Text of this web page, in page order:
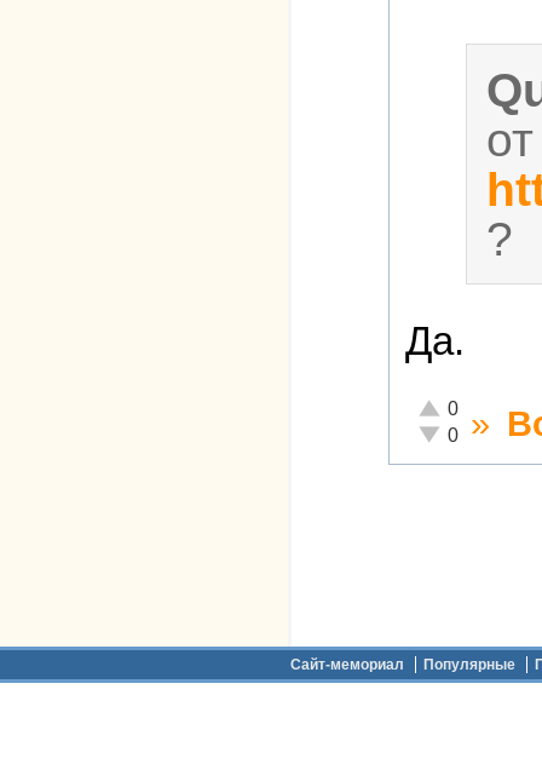
?
Да.
Отлично!
0
Неадекватно!
0 »
Сайт-мемориал Популярные